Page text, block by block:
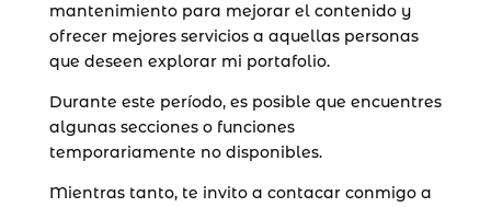
mantenimiento para mejorar el contenido y
ofrecer mejores servicios a aquellas personas
que deseen explorar mi portafolio.
Durante este período, es posible que encuentres
algunas secciones o funciones
temporariamente no disponibles.
Mientras tanto, te invito a contacar conmigo a